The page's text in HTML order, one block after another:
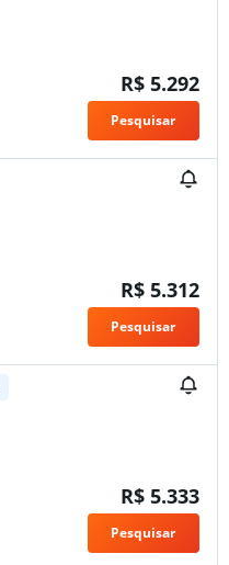
R$ 5.292
Pesquisar
R$ 5.312
Pesquisar
R$ 5.333
Pesquisar